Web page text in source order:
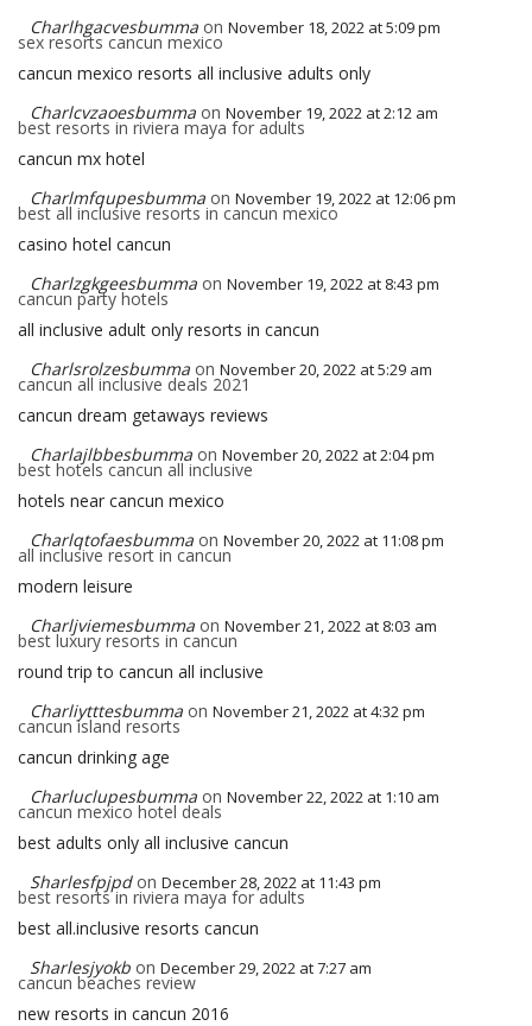
Charlhgacvesbumma on November 18, 2022 at 5:09 pm
sex resorts cancun mexico
cancun mexico resorts all inclusive adults only
Charlcvzaoesbumma on November 19, 2022 at 2:12 am
best resorts in riviera maya for adults
cancun mx hotel
Charlmfqupesbumma on November 19, 2022 at 12:06 pm
best all inclusive resorts in cancun mexico
casino hotel cancun
Charlzgkgeesbumma on November 19, 2022 at 8:43 pm
cancun party hotels
all inclusive adult only resorts in cancun
Charlsrolzesbumma on November 20, 2022 at 5:29 am
cancun all inclusive deals 2021
cancun dream getaways reviews
Charlajlbbesbumma on November 20, 2022 at 2:04 pm
best hotels cancun all inclusive
hotels near cancun mexico
Charlqtofaesbumma on November 20, 2022 at 11:08 pm
all inclusive resort in cancun
modern leisure
Charljviemesbumma on November 21, 2022 at 8:03 am
best luxury resorts in cancun
round trip to cancun all inclusive
Charliytttesbumma on November 21, 2022 at 4:32 pm
cancun island resorts
cancun drinking age
Charluclupesbumma on November 22, 2022 at 1:10 am
cancun mexico hotel deals
best adults only all inclusive cancun
Sharlesfpjpd on December 28, 2022 at 11:43 pm
best resorts in riviera maya for adults
best all.inclusive resorts cancun
Sharlesjyokb on December 29, 2022 at 7:27 am
cancun beaches review
new resorts in cancun 2016